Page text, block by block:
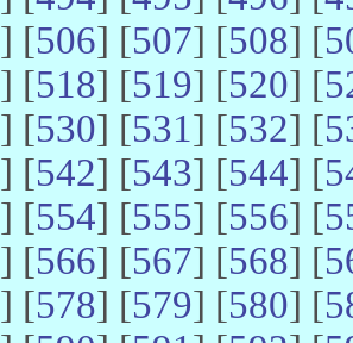
] [506] [507] [508] [
] [518] [519] [520] [
] [530] [531] [532] [
] [542] [543] [544] [
] [554] [555] [556] [
] [566] [567] [568] [
] [578] [579] [580] [